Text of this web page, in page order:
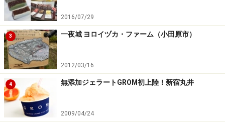
2016/07/29
3 一夜城 ヨロイヅカ・ファーム（小田原市）
2012/03/16
4 無添加ジェラートGROM初上陸！新宿丸井
2009/04/24